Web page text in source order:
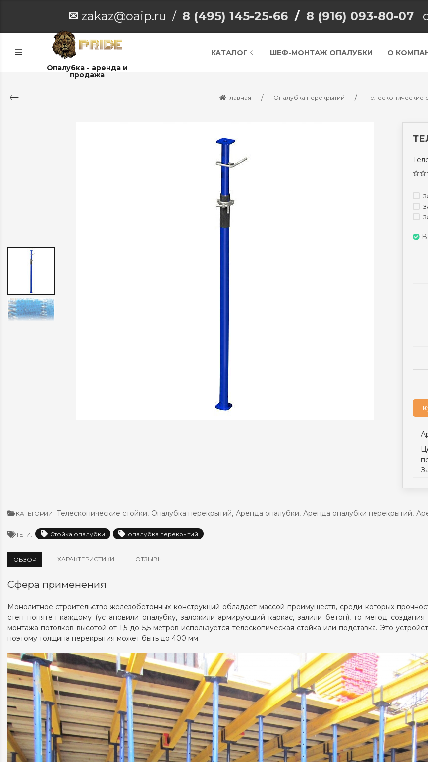
✉zakaz@oaip.ru / 8 (495) 145-25-66/ 8 (916) 093-80-07с
Опалубка - аренда и
продажа
КАТАЛОГ ШЕФ-МОНТАЖ ОПАЛУБКИ О
Главная Опалубка перекрытий Телескопические
КАТЕГОРИИ: Телескопические стойки, Опалубка перекрытий, Аренда опалубки, Аренда опалубки перекрытий,
ТЕГИ: Стойка опалубки опалубка перекрытий
ОБЗОР ХАРАКТЕРИСТИКИ ОТЗЫВЫ
Сфера применения
Монолитное строительство железобетонных конструкций обладает массой преимуществ, среди которых
стен понятен каждому (установили опалубку, заложили армирующий каркас, залили бетон), то метод
монтажа потолков высотой от 1,5 до 5,5 метров используется телескопическая стойка или подставка. Это
поэтому толщина перекрытия может быть до 400 мм.